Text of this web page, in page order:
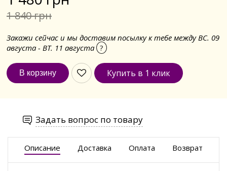
1 840 грн
Закажи сейчас и мы доставим посылку к тебе между ВС. 09
августа - ВТ. 11 августа ?
Купить в 1 клик
Задать вопрос по товару
Описание Доставка Оплата Возврат